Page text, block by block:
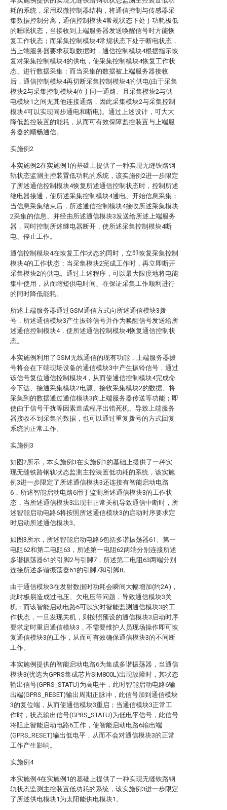
耗的系统，采用双微控制器结构，将通信控制与传感器采
集数据控制分离，通信控制模块4常规状态下处于功耗极低
的睡眠状态，当接收到上端服务器发送唤醒信号时方能恢
复工作状态；而采集控制模块4常规状态下处于断电状态，
当上端服务器要求获取数据时，通信控制模块4根据指示恢
复对采集控制模块4的供电，使采集控制模块4恢复工作状
态、进行数据采集；而当采集的数据被上端服务器接收
后，通信控制模块4再切断采集控制模块4的供电(由于采集
模块2与采集控制模块4位于同一通路、且采集模块2与供
电模块1之间无其他连接通路，因此采集模块2与采集控制
模块4可以实现同步通电和断电)。通过上述设计，可大大
降低监控装置的能耗，从而可有效保障监控装置与上端服
务器的顺畅通信。
实施例2
本实施例2在实施例1的基础上提供了一种实现无缝铁路钢
轨状态监测主控装置低功耗的系统，该实施例2进一步限定
了所述通信控制模块4恢复所述通信控制状态时，控制所述
继电器接通，使所述采集控制模块4通电、开始信息采集；
当信息采集结束后，所述通信控制模块4接收所述采集模块
2采集的信息、并经由所述通信模块3发送给所述上端服务
器，同时控制所述继电器断开，使所述采集控制模块4断
电、停止工作。
通信控制模块4在恢复工作状态的同时，立即恢复采集控制
模块4的工作状态；当采集模块2完成工作时，再立即断开
采集模块2的供电。通过上述程序，可以最大限度地将电能
集中使用，从而缩短供电时间、在保证采集工作顺利进行
的同时降低能耗。
所述上端服务器通过GSM通信方式向所述通信模块3拨
号，所述通信模块3产生振铃信号并作为唤醒信号发送给所
述通信控制模块4，使所述通信控制模块4恢复通信控制状
态。
本实施例利用了GSM无线通信的现有功能，上端服务器拨
号将会在下端现场设备的通信模块3中产生振铃信号，通过
该信号复位通信控制模块4，从而使通信控制模块4完成命
令下达、接通采集模块2电源、接收采集模块2的数据、将
采集到的数据通过通信模块3向上端服务器传送等功能；即
使由于信号干扰等因素造成程序出错死机、导致上端服务
器接收不到采集的数据，也可以通过重复拨号的方式回复
系统的正常工作。
实施例3
如图2所示，本实施例3在实施例1的基础上提供了一种实
现无缝铁路钢轨状态监测主控装置低功耗的系统，该实施
例3进一步限定了所述通信模块3还连接有智能启动电路
6，所述智能启动电路6用于监测所述通信模块3的工作状
态，当所述通信模块3出现非正常关机导致通信中断时，所
述智能启动电路6将按照所述通信模块3的启动时序要求定
时启动所述通信模块3。
如图3所示，所述智能启动电路6包括多谐振荡器61、第一
电阻62和第二电阻63，所述第一电阻62两端分别连接所述
多谐振荡器61的引脚2与引脚7，所述第二电阻63两端分别
连接所述多谐振荡器61的引脚7和引脚8。
由于通信模块3在发射数据时功耗会瞬间大幅增加(约2A)，
此时极易造成过电压、欠电压等问题，导致通信模块3关
机；而该智能启动电路6可以实时智能监测通信模块3的工
作状态，一旦发现关机，则按照预设的通信模块3启动时序
要求定时重启通信模块3，不需要维护人员现场操作即可恢
复通信模块3的工作，从而可有效确保通信模块3的不间断
工作。
本实施例提供的智能启动电路6为集成多谐振荡器，当通信
模块3(优选为GPRS集成芯片SIM800L)出现故障时，其状态
输出信号(GPRS_STATU)为高电平，此时智能启动电路6输
出端(GPRS_RESET)输出周期正脉冲，此信号加到通信模块
3的复位端，从而使通信模块3重启；当通信模块3正常工
作时，状态输出信号(GPRS_STATU)为低电平信号，此信号
将阻止智能启动电路6工作，使智能启动电路6输出端
(GPRS_RESET)输出低电平，从而不会对通信模块3的正常
工作产生影响。
实施例4
本实施例4在实施例1的基础上提供了一种实现无缝铁路钢
轨状态监测主控装置低功耗的系统，该实施例3进一步限定
了所述供电模块1为太阳能供电模块1。